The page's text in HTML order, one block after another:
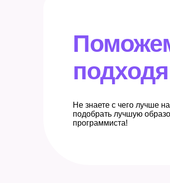
Не знаете с чего лучше
подобрать лучшую
программиста!